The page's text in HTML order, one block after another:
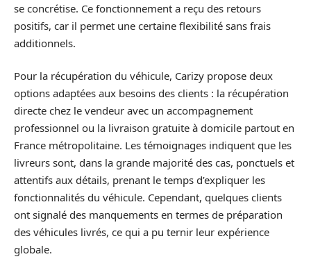
se concrétise. Ce fonctionnement a reçu des retours
positifs, car il permet une certaine flexibilité sans frais
additionnels.
Pour la récupération du véhicule, Carizy propose deux
options adaptées aux besoins des clients : la récupération
directe chez le vendeur avec un accompagnement
professionnel ou la livraison gratuite à domicile partout en
France métropolitaine. Les témoignages indiquent que les
livreurs sont, dans la grande majorité des cas, ponctuels et
attentifs aux détails, prenant le temps d’expliquer les
fonctionnalités du véhicule. Cependant, quelques clients
ont signalé des manquements en termes de préparation
des véhicules livrés, ce qui a pu ternir leur expérience
globale.